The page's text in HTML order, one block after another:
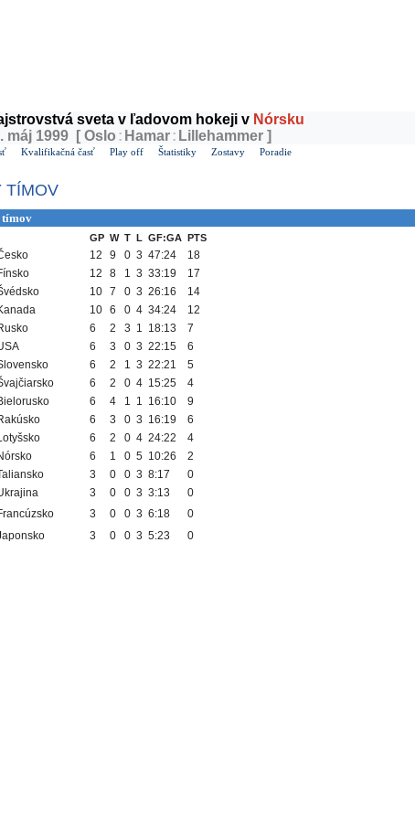
sveta v ľadovom hokeji v Nórsku
máj 1999 [ Oslo : Hamar: Lillehammer ]
Kvalifikačná časť Play off Štatistiky Zostavy Poradie
TÍMOV
tímov
GP W T L GF:GA PTS
12 9 0 3 47:24
18
12 8 1 3 33:19
17
10 7 0 3 26:16
14
10 6 0 4 34:24
12
6 2 3 1 18:13
7
6 3 0 3 22:15
6
6 2 1 3 22:21
5
6 2 0 4 15:25
4
6 4 1 1 16:10
9
6 3 0 3 16:19
6
6 2 0 4 24:22
4
6 1 0 5 10:26
2
3 0 0 3 8:17
0
3 0 0 3 3:13
0
3 0 0 3 6:18
0
3 0 0 3 5:23 0